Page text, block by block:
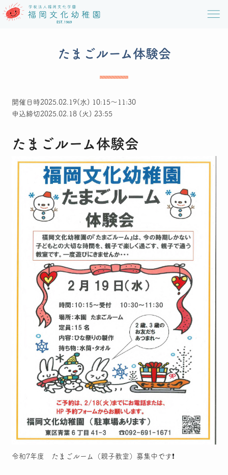
たまごルーム体験会
開催日時2025.02.19(水) 10:15～11:30
申込締切2025.02.18 (火) 23:55
たまごルーム体験会
令和7年度 たまごルーム（親子教室）募集中です❗